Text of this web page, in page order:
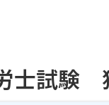
士試験